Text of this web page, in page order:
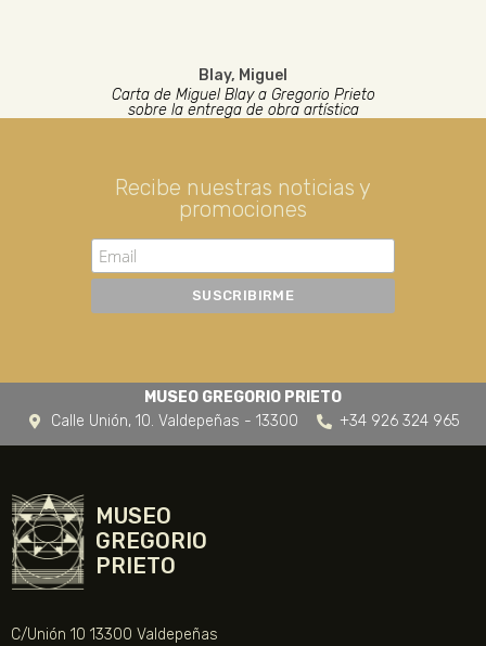
Blay, Miguel
Carta de Miguel Blay a Gregorio Prieto
sobre la entrega de obra artística
Recibe nuestras noticias y
promociones
MUSEO GREGORIO PRIETO
Calle Unión, 10. Valdepeñas - 13300
+34 926 324 965
MUSEO
GREGORIO
PRIETO
C/Unión 10 13300 Valdepeñas